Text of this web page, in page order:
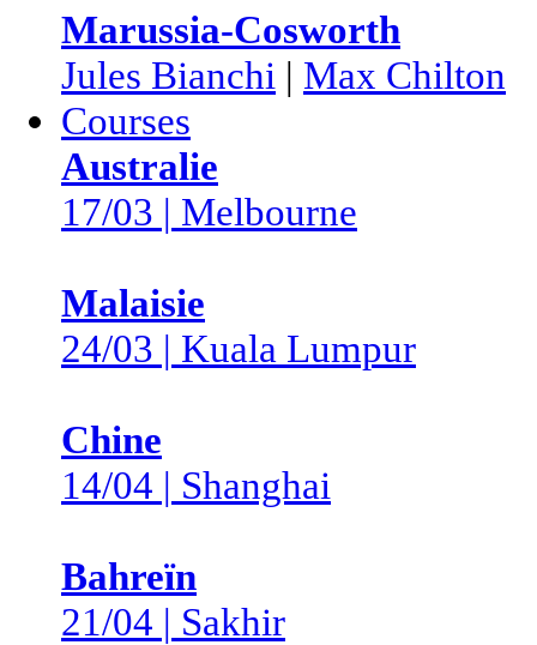
Marussia-Cosworth
Jules Bianchi | Max Chilton
Courses
Australie
17/03 | Melbourne
Malaisie
24/03 | Kuala Lumpur
Chine
14/04 | Shanghai
Bahreïn
21/04 | Sakhir